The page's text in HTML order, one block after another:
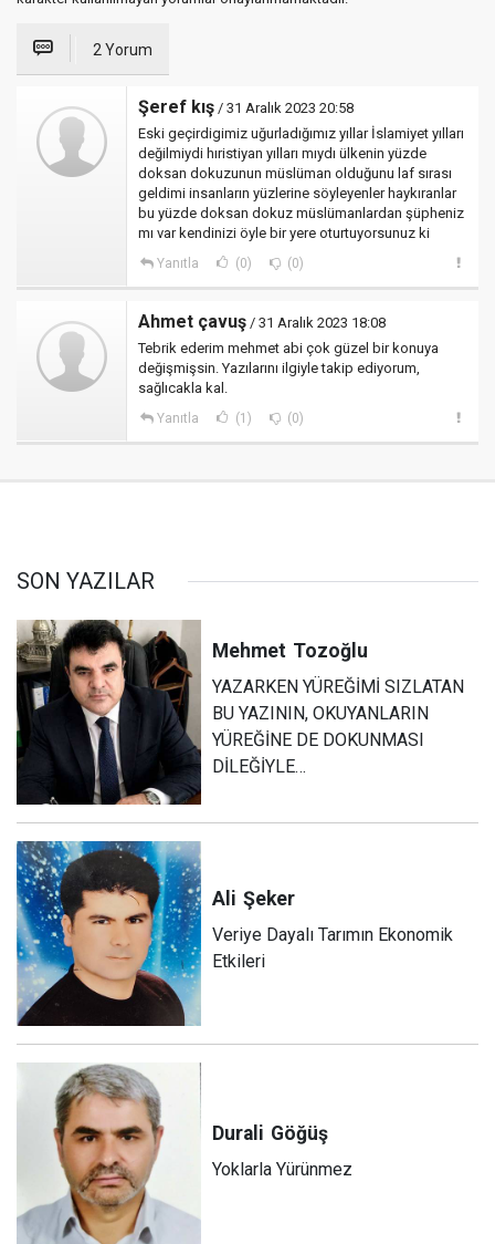
2 Yorum
Şeref kış / 31 Aralık 2023 20:58
Eski geçirdigimiz uğurladığımız yıllar İslamiyet yılları
değilmiydi hıristiyan yılları mıydı ülkenin yüzde
doksan dokuzunun müslüman olduğunu laf sırası
geldimi insanların yüzlerine söyleyenler haykıranlar
bu yüzde doksan dokuz müslümanlardan şüpheniz
mı var kendinizi öyle bir yere oturtuyorsunuz ki
Yanıtla (0) (0)
Ahmet çavuş / 31 Aralık 2023 18:08
Tebrik ederim mehmet abi çok güzel bir konuya
değişmişsin. Yazılarını ilgiyle takip ediyorum,
sağlıcakla kal.
Yanıtla (1) (0)
SON YAZILAR
Mehmet Tozoğlu
YAZARKEN YÜREĞİMİ SIZLATAN
BU YAZININ, OKUYANLARIN
YÜREĞİNE DE DOKUNMASI
DİLEĞİYLE…
Ali Şeker
Veriye Dayalı Tarımın Ekonomik
Etkileri
Durali Göğüş
Yoklarla Yürünmez